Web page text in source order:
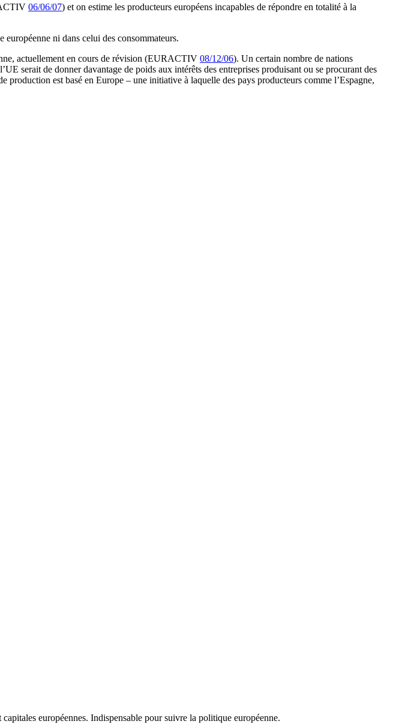
06/06/07) et on estime les producteurs européens incapables de répondre en totalité à la
ni dans celui des consommateurs.
actuellement en cours de révision (EURACTIV 08/12/06). Un certain nombre de nations
serait de donner davantage de poids aux intérêts des entreprises produisant ou se procurant des
est basé en Europe – une initiative à laquelle des pays producteurs comme l’Espagne,
européennes. Indispensable pour suivre la politique européenne.